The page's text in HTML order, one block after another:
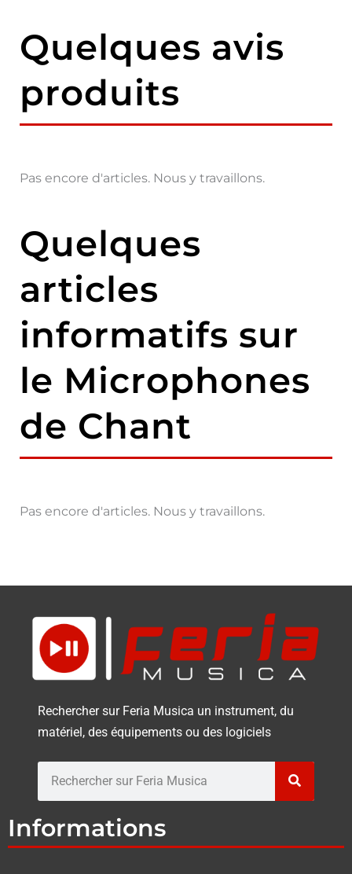
Quelques avis
produits
Pas encore d'articles. Nous y travaillons.
Quelques
articles
informatifs sur
le Microphones
de Chant
Pas encore d'articles. Nous y travaillons.
Rechercher sur Feria Musica un instrument, du
matériel, des équipements ou des logiciels
Informations